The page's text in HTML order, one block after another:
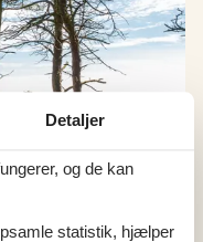
Detaljer
og de kan
statistik, hjælper